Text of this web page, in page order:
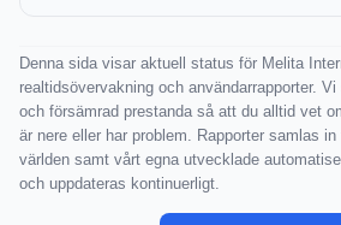
Denna sida visar aktuell status för Melita
realtidsövervakning och användarrapporter.
och försämrad prestanda så att du alltid vet
är nere eller har problem. Rapporter samlas
världen samt vårt egna utvecklade
och uppdateras kontinuerligt.